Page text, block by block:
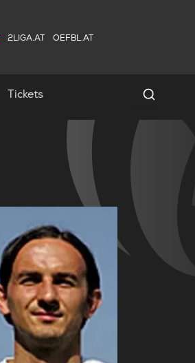
2LIGA.AT OEFBL.AT
Tickets Spielersuche